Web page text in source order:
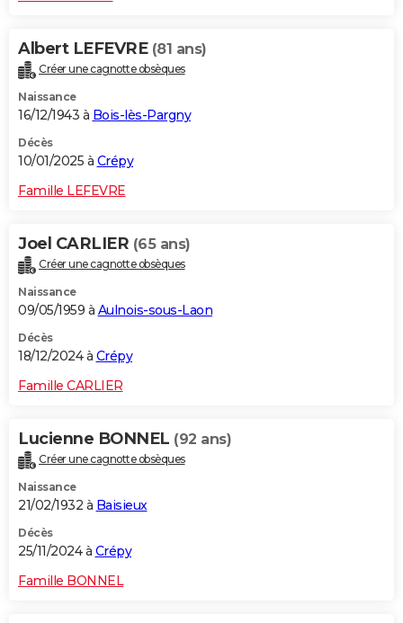
Albert LEFEVRE (81 ans)
Créer une cagnotte obsèques
Naissance
16/12/1943 à Bois-lès-Pargny
Décès
10/01/2025 à Crépy
Famille LEFEVRE
Joel CARLIER (65 ans)
Créer une cagnotte obsèques
Naissance
09/05/1959 à Aulnois-sous-Laon
Décès
18/12/2024 à Crépy
Famille CARLIER
Lucienne BONNEL (92 ans)
Créer une cagnotte obsèques
Naissance
21/02/1932 à Baisieux
Décès
25/11/2024 à Crépy
Famille BONNEL